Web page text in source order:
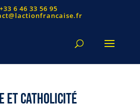
+33 6 46 33 56 95
et catholicité